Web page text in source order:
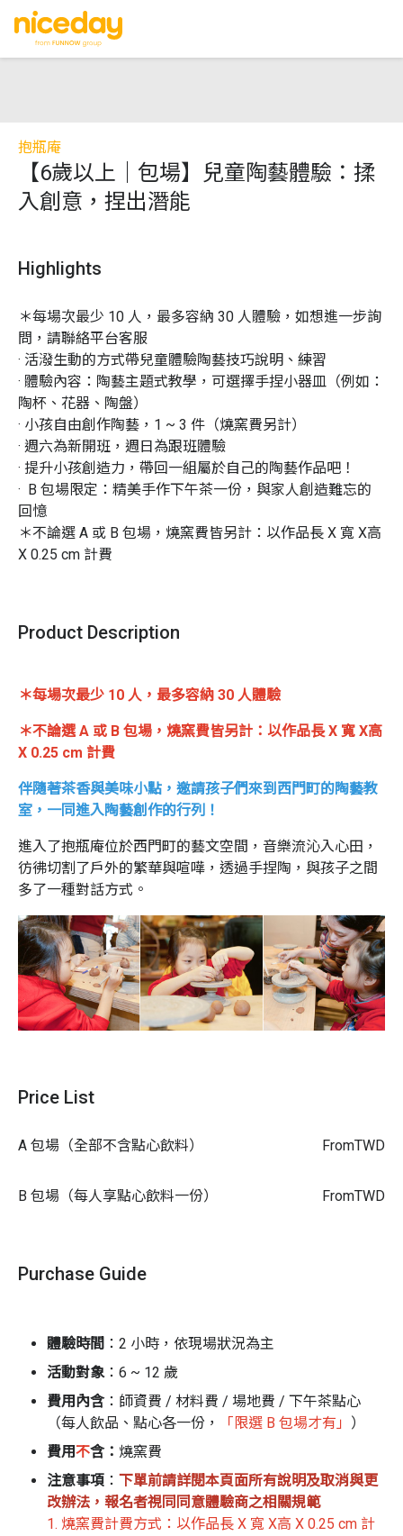
抱瓶庵
【6歲以上｜包場】兒童陶藝體驗：揉
入創意，捏出潛能
Highlights
＊每場次最少 10 人，最多容納 30 人體驗，如想進一步詢
問，請聯絡平台客服
· 活潑生動的方式帶兒童體驗陶藝技巧說明、練習
· 體驗內容：陶藝主題式教學，可選擇手捏小器皿（例如：
陶杯、花器、陶盤）
· 小孩自由創作陶藝，1 ~ 3 件（燒窯費另計）
· 週六為新開班，週日為跟班體驗
· 提升小孩創造力，帶回一組屬於自己的陶藝作品吧！
·  B 包場限定：精美手作下午茶一份，與家人創造難忘的
回憶
＊不論選 A 或 B 包場，燒窯費皆另計：以作品長 X 寬 X高
X 0.25 cm 計費
Product Description
＊每場次最少 10 人，最多容納 30 人體驗
＊不論選 A 或 B 包場，燒窯費皆另計：以作品長 X 寬 X高
X 0.25 cm 計費
伴隨著茶香與美味小點，邀請孩子們來到西門町的陶藝教
室，一同進入陶藝創作的行列！
進入了抱瓶庵位於西門町的藝文空間，音樂流沁入心田，
彷彿切割了戶外的繁華與喧嘩，透過手捏陶，與孩子之間
多了一種對話方式。
框架、輕鬆自在地為自己設計出最佳的陶器，每個孩子都
Price List
A 包場（全部不含點心飲料） FromTWD
B 包場（每人享點心飲料一份） FromTWD
Purchase Guide
體驗時間 ：2 小時，依現場狀況為主
活動對象：6 ~ 12 歲
費用內含：師資費 / 材料費 / 場地費 / 下午茶點心
（每人飲品、點心各一份，
「限選 B 包場才有」 ）
費用不含： 燒窯費
注意事項 ： 下單前請詳閱本頁面所有說明及取消與更
改辦法，報名者視同同意體驗商之相關規範
1. 燒窯費計費方式：以作品長 X 寬 X高 X 0.25 cm 計